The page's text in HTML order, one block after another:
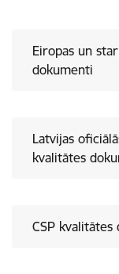
Eiropas un
dokumenti
Latvijas
kvalitātes
CSP kvalitātes